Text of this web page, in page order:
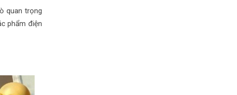
quan trọng
phẩm điện